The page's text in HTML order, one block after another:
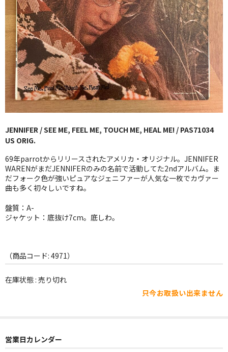
New Arrivals
新譜
GG RECORD （当店のレーベル）
全商品
JAZZ-US
BLUE NOTE
JAZZ-EU
JAZZ-JP
JAZZ-VOCAL
ROCK
WORLD
その他
JENNIFER / SEE ME, FEEL ME, TOUCH ME, HEAL ME! / PAS71034
US ORIG.
69年parrotからリリースされたアメリカ・オリジナル。JENNIFER
WARENがまだJENNIFERのみの名前で活動してた2ndアルバム。ま
だフォーク色が強いピュアなジェニファーが人気な一枚でカヴァー
曲も多く初々しいですね。
盤質：A-
ジャケット：底抜け7cm。底しわ。
（商品コード: 4971）
在庫状態 : 売り切れ
只今お取扱い出来ません
営業日カレンダー